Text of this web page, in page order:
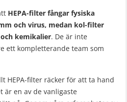
HEPA-filter fångar fysiska
och virus, medan kol-filter
kemikalier. De är inte
ett kompletterande team som
HEPA-filter räcker för att ta hand
är en av de vanligaste